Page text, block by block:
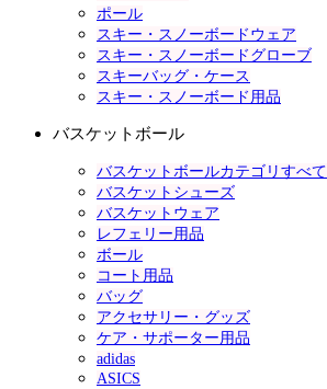
ポール
スキー・スノーボードウェア
スキー・スノーボードグローブ
スキーバッグ・ケース
スキー・スノーボード用品
バスケットボール
バスケットボールカテゴリすべて
バスケットシューズ
バスケットウェア
レフェリー用品
ボール
コート用品
バッグ
アクセサリー・グッズ
ケア・サポーター用品
adidas
ASICS